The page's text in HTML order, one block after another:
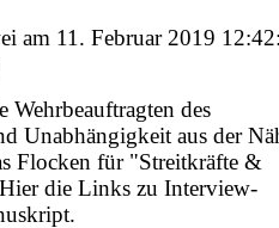
am 11. Februar 2019
Wehrbeauftragten des
Unabhängigkeit aus der
Flocken für "Streitkräfte &
die Links zu Interview-